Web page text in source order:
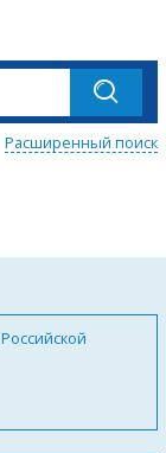
Расширенный поиск